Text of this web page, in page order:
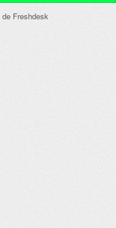
de Freshdesk